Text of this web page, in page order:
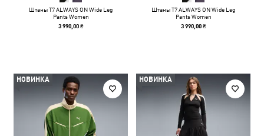
Штаны T7 ALWAYS ON Wide Leg
Pants Women
3 990,00 ₴
Штаны T7 ALWAYS ON Wide Leg
Pants Women
3 990,00 ₴
НОВИНКА НОВИНКА